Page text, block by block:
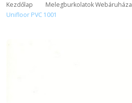
Kezdőlap Melegburkolatok Webáruháza
Unifloor PVC 1001